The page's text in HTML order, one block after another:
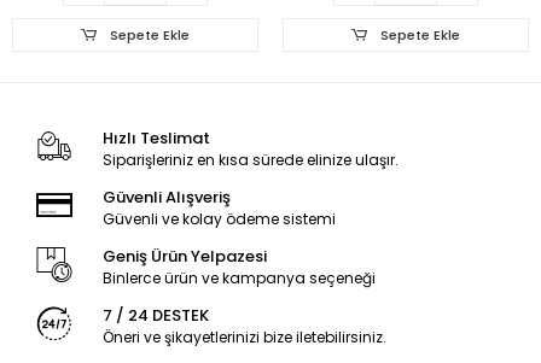
Sepete Ekle Sepete Ekle
Hızlı Teslimat
Siparişleriniz en kısa sürede elinize ulaşır.
Güvenli Alışveriş
Güvenli ve kolay ödeme sistemi
Geniş Ürün Yelpazesi
Binlerce ürün ve kampanya seçeneği
7 / 24 DESTEK
Öneri ve şikayetlerinizi bize iletebilirsiniz.